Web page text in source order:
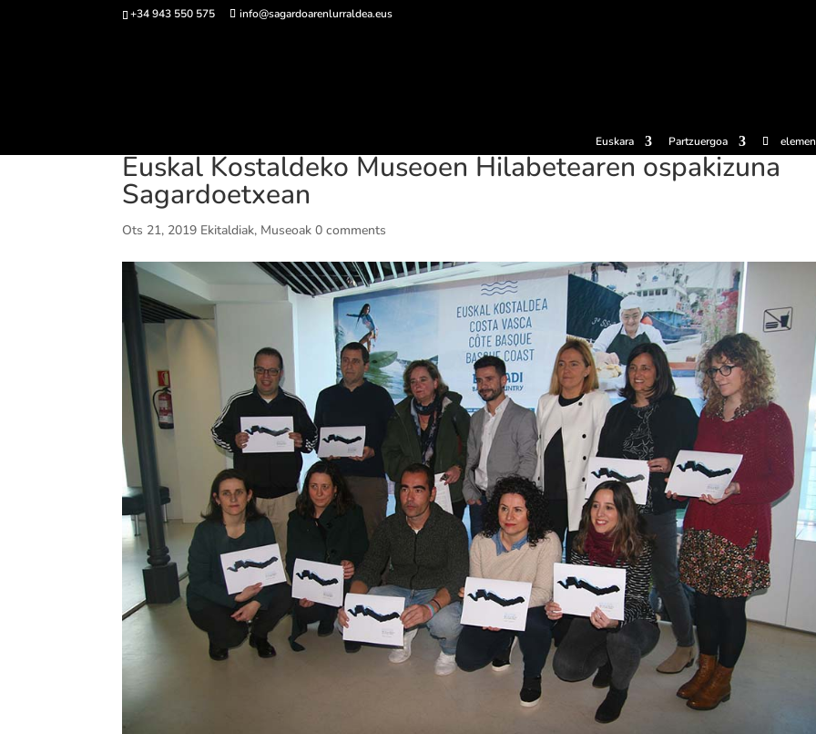
+34 943 550 575 info@sagardoarenlurraldea.eus
Euskara Partzuergoa
Euskal Kostaldeko Museoen Hilabetearen ospakizuna
Sagardoetxean
Ots 21, 2019 Ekitaldiak, Museoak 0 comments